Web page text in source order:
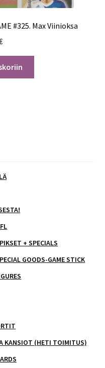
#325. Max Viinioksa
+ SPECIALS
GOODS-GAME STICK
KANSIOT (HETI TOIMITUS)